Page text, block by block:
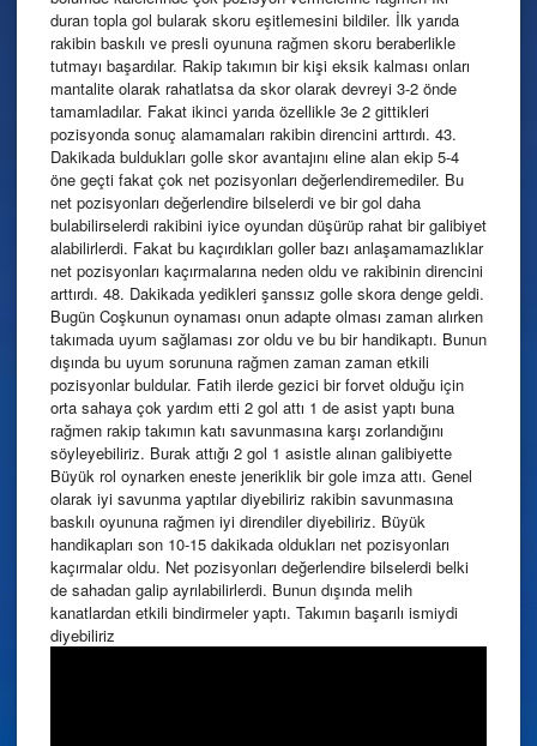
duran topla gol bularak skoru eşitlemesini bildiler. İlk yarıda
rakibin baskılı ve presli oyununa rağmen skoru beraberlikle
tutmayı başardılar. Rakip takımın bir kişi eksik kalması onları
mantalite olarak rahatlatsa da skor olarak devreyi 3-2 önde
tamamladılar. Fakat ikinci yarıda özellikle 3e 2 gittikleri
pozisyonda sonuç alamamaları rakibin direncini arttırdı. 43.
Dakikada buldukları golle skor avantajını eline alan ekip 5-4
öne geçti fakat çok net pozisyonları değerlendiremediler. Bu
net pozisyonları değerlendire bilselerdi ve bir gol daha
bulabilirselerdi rakibini iyice oyundan düşürüp rahat bir galibiyet
alabilirlerdi. Fakat bu kaçırdıkları goller bazı anlaşamamazlıklar
net pozisyonları kaçırmalarına neden oldu ve rakibinin direncini
arttırdı. 48. Dakikada yedikleri şanssız golle skora denge geldi.
Bugün Coşkunun oynaması onun adapte olması zaman alırken
takımada uyum sağlaması zor oldu ve bu bir handikaptı. Bunun
dışında bu uyum sorununa rağmen zaman zaman etkili
pozisyonlar buldular. Fatih ilerde gezici bir forvet olduğu için
orta sahaya çok yardım etti 2 gol attı 1 de asist yaptı buna
rağmen rakip takımın katı savunmasına karşı zorlandığını
söyleyebiliriz. Burak attığı 2 gol 1 asistle alınan galibiyette
Büyük rol oynarken eneste jeneriklik bir gole imza attı. Genel
olarak iyi savunma yaptılar diyebiliriz rakibin savunmasına
baskılı oyununa rağmen iyi direndiler diyebiliriz. Büyük
handikapları son 10-15 dakikada oldukları net pozisyonları
kaçırmalar oldu. Net pozisyonları değerlendire bilselerdi belki
de sahadan galip ayrılabilirlerdi. Bunun dışında melih
kanatlardan etkili bindirmeler yaptı. Takımın başarılı ismiydi
diyebiliriz